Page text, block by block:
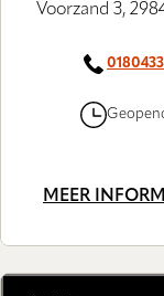
Voorzand 3,
MEER